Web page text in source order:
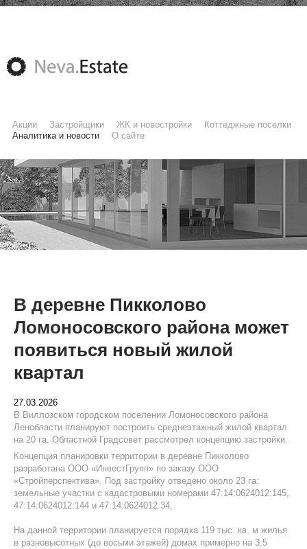
Акции Застройщики ЖК и новостройки
Коттеджные поселки
Аналитика и новости
О сайте
В деревне Пикколово
Ломоносовского района может
появиться новый жилой
квартал
27.03.2026
В Виллозском городском поселении Ломоносовского района
Ленобласти планируют построить среднеэтажный жилой квартал
на 20 га. Областной Градсовет рассмотрел концепцию застройки.
Концепция планировки территории в деревне Пикколово
разработана ООО «ИнвестГрупп» по заказу ООО
«Стройперспектива». Под застройку отведено около 23 га:
земельные участки с кадастровыми номерами 47:14:0624012:145,
47:14:0624012:144 и 47:14:0624012:34,
На данной территории планируется порядка 119 тыс. кв. м жилья
в разновысотных (до восьми этажей) домах примерно на 3,5